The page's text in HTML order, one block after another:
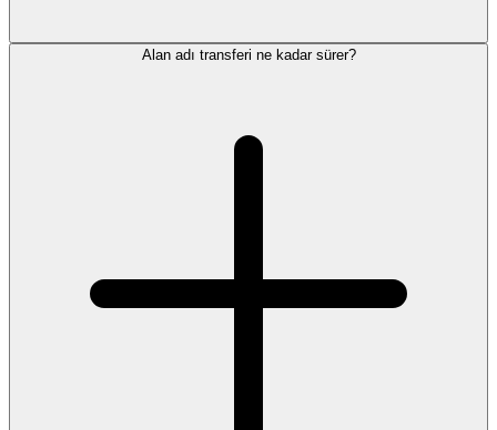
Alan adı transferi ne kadar sürer?